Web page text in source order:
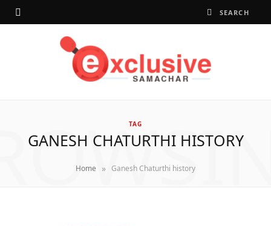
TAG
GANESH CHATURTHI HISTORY
Home » Ganesh Chaturthi history